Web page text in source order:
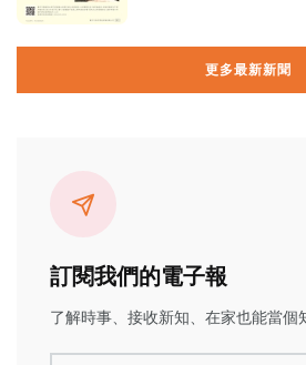
更多最新新聞
訂閱我們的電子報
了解時事、接收新知、在家也能當個